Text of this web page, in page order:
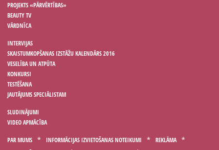
PROJEKTS «PĀRVĒRTĪBAS»
BEAUTY TV
VĀRDNĪCA
INTERVIJAS
SKAISTUMKOPŠANAS IZSTĀŽU KALENDĀRS 2016
VESELĪBA UN ATPŪTA
KONKURSI
TESTĒŠANA
JAUTĀJUMS SPECIĀLISTAM
SLUDINĀJUMI
VIDEO APMĀCĪBA
PAR MUMS INFORMĀCIJAS IZVIETOŠANAS NOTEIKUMI
REKLĀMA